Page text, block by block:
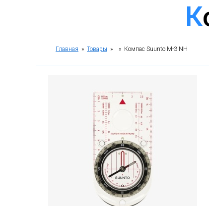
Главная » Товары » » Компас Suunto M-3 NH